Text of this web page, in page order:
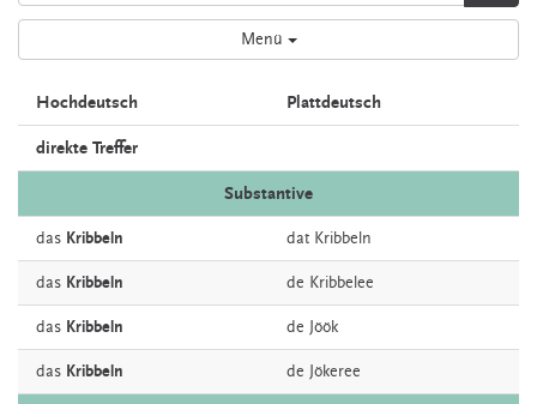
Menü
Hochdeutsch Plattdeutsch
direkte Treffer
Substantive
das Kribbeln dat Kribbeln
das Kribbeln de Kribbelee
das Kribbeln de Jöök
das Kribbeln de Jökeree